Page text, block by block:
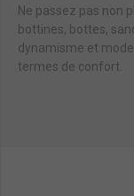
Ne passez pas non
bottines, bottes,
dynamisme et
termes de confort.